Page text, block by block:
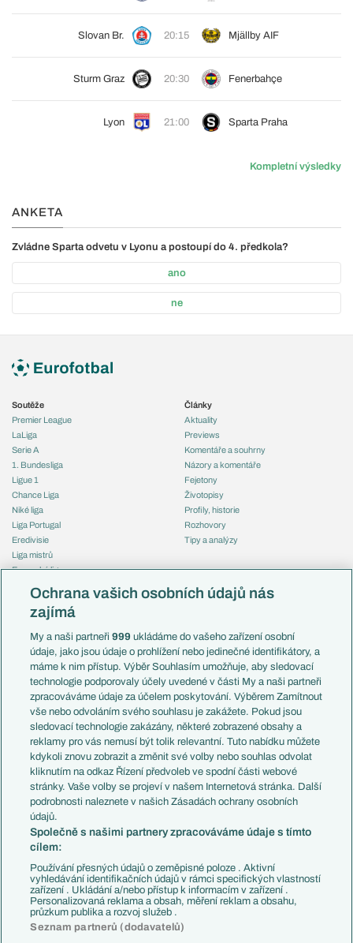
Slovan Br. 20:15 Mjällby AIF
Sturm Graz 20:30 Fenerbahçe
Lyon 21:00 Sparta Praha
Kompletní výsledky
ANKETA
Zvládne Sparta odvetu v Lyonu a postoupí do 4. předkola?
ano
ne
Soutěže
Premier League
LaLiga
Serie A
1. Bundesliga
Ligue 1
Chance Liga
Niké liga
Liga Portugal
Eredivisie
Liga mistrů
Evropská liga
Mistrovství světa
Liga národů
Témata
Představení týmů MS
EuroSkauting
PL v kostce
Evropské koeficienty
Přestupy
Přestupové spekulace
Zranění
Kluby
Arsenal FC
Chelsea FC
Manchester United
AC Milán
Juventus FC
Bayern Mnichov
FC Barcelona
Real Madrid
Články
Aktuality
Previews
Komentáře a souhrny
Názory a komentáře
Fejetony
Životopisy
Profily, historie
Rozhovory
Tipy a analýzy
Česko
Francie
Itálie
Německo
Španělsko
Argentina
Brazílie
Přestupy
Zápasy
Livescore
Tipovací soutěž
Ochrana vašich osobních údajů nás
zajímá
My a naši partneři999 ukládáme do vašeho zařízení osobní
údaje, jako jsou údaje o prohlížení nebo jedinečné identifikátory, a
máme k nim přístup. Výběr Souhlasím umožňuje, aby sledovací
technologie podporovaly účely uvedené v části My a naši partneři
zpracováváme údaje za účelem poskytování. Výběrem Zamítnout
vše nebo odvoláním svého souhlasu je zakážete. Pokud jsou
sledovací technologie zakázány, některé zobrazené obsahy a
reklamy pro vás nemusí být tolik relevantní. Tuto nabídku můžete
kdykoli znovu zobrazit a změnit své volby nebo souhlas odvolat
kliknutím na odkaz Řízení předvoleb ve spodní části webové
stránky. Vaše volby se projeví v našem Internetová stránka. Další
podrobnosti naleznete v našich Zásadách ochrany osobních
údajů.
Společně s našimi partnery zpracováváme údaje s tímto
cílem:
Používání přesných údajů o zeměpisné poloze . Aktivní
vyhledávání identifikačních údajů v rámci specifických vlastností
zařízení . Ukládání a/nebo přístup k informacím v zařízení .
Personalizovaná reklama a obsah, měření reklam a obsahu,
průzkum publika a rozvoj služeb .
Seznam partnerů (dodavatelů)